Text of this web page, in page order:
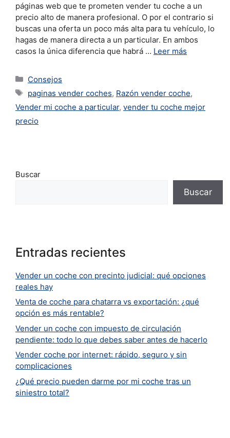
páginas web que te prometen vender tu coche a un
precio alto de manera profesional. O por el contrario si
buscas una oferta un poco más alta para tu vehículo, lo
hagas de manera directa a un particular. En ambos
casos la única diferencia que habrá … Leer más
Consejos
paginas vender coches, Razón vender coche,
Vender mi coche a particular, vender tu coche mejor
precio
Buscar
Buscar
Entradas recientes
Vender un coche con precinto judicial: qué opciones
reales hay
Venta de coche para chatarra vs exportación: ¿qué
opción es más rentable?
Vender un coche con impuesto de circulación
pendiente: todo lo que debes saber antes de hacerlo
Vender coche por internet: rápido, seguro y sin
complicaciones
¿Qué precio pueden darme por mi coche tras un
siniestro total?